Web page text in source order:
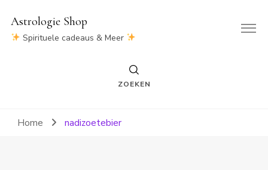
Astrologie Shop
Spirituele cadeaus & Meer
ZOEKEN
Home nadizoetebier